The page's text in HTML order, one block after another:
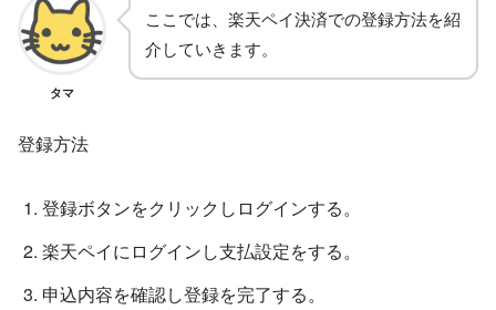
タマ
ここでは、楽天ペイ決済での登録方法を紹
介していきます。
登録方法
登録ボタンをクリックしログインする。
楽天ペイにログインし支払設定をする。
申込内容を確認し登録を完了する。